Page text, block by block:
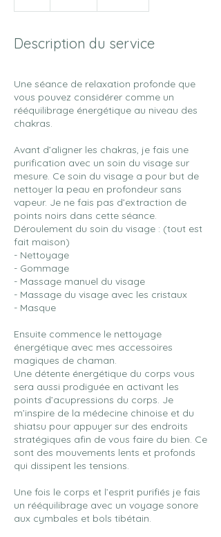
Description du service
Une séance de relaxation profonde que
vous pouvez considérer comme un
rééquilibrage énergétique au niveau des
chakras.
Avant d’aligner les chakras, je fais une
purification avec un soin du visage sur
mesure. Ce soin du visage a pour but de
nettoyer la peau en profondeur sans
vapeur. Je ne fais pas d’extraction de
points noirs dans cette séance.
Déroulement du soin du visage : (tout est
fait maison)
- Nettoyage
- Gommage
- Massage manuel du visage
- Massage du visage avec les cristaux
- Masque
Ensuite commence le nettoyage
énergétique avec mes accessoires
magiques de chaman.
Une détente énergétique du corps vous
sera aussi prodiguée en activant les
points d’acupressions du corps. Je
m’inspire de la médecine chinoise et du
shiatsu pour appuyer sur des endroits
stratégiques afin de vous faire du bien. Ce
sont des mouvements lents et profonds
qui dissipent les tensions.
Une fois le corps et l’esprit purifiés je fais
un rééquilibrage avec un voyage sonore
aux cymbales et bols tibétain.